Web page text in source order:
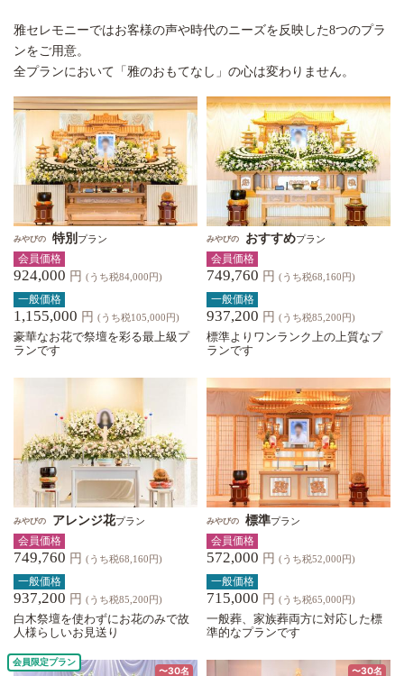
雅セレモニーではお客様の声や時代のニーズを反映した8つのプラ
ンをご用意。
全プランにおいて「雅のおもてなし」の心は変わりません。
みやびの 特別 プラン
会員価格
924,000 円 (うち税84,000円)
一般価格
1,155,000 円 (うち税105,000円)
豪華なお花で祭壇を彩る最上級プ
ランです
みやびの おすすめプラン
会員価格
749,760 円 (うち税68,160円)
一般価格
937,200 円 (うち税85,200円)
標準よりワンランク上の上質なプ
ランです
みやびの アレンジ花プラン
会員価格
749,760 円 (うち税68,160円)
一般価格
937,200 円 (うち税85,200円)
白木祭壇を使わずにお花のみで故
人様らしいお見送り
みやびの 標準プラン
会員価格
572,000 円 (うち税52,000円)
一般価格
715,000 円 (うち税65,000円)
一般葬、家族葬両方に対応した標
準的なプランです
会員限定プラン
〜30名
〜30名